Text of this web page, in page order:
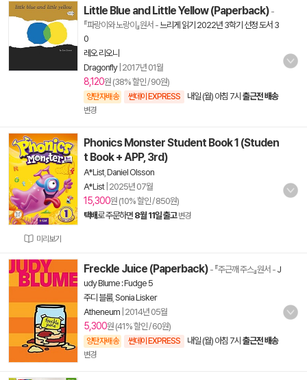
Little Blue and Little Yellow (Paperback) -
『파랑이와 노랑이』원서 -느리게 읽기 2022년 3학기 선정 도서 3
0
레오 리오니
Dragonfly| 2017년 01월
8,120원 (38% 할인 / 90원)
양탄자배송 썬데이 EXPRESS 내일 (월) 아침 7시 출근전 배송
변경
미리보기
Phonics Monster Student Book 1 (Studen
t Book + APP, 3rd)
A*List, Daniel Olsson
A*List| 2025년 07월
15,300원 (10% 할인 / 850원)
택배로 주문하면 8월 11일 출고 변경
Freckle Juice (Paperback) - 『주근깨 주스』원서 - J
udy Blume : Fudge 5
주디 블룸, Sonia Lisker
Atheneum 2014년 05월
5,300원 (41% 할인 / 60원)
양탄자배송 썬데이 EXPRESS 내일 (월) 아침 7시 출근전 배송
변경